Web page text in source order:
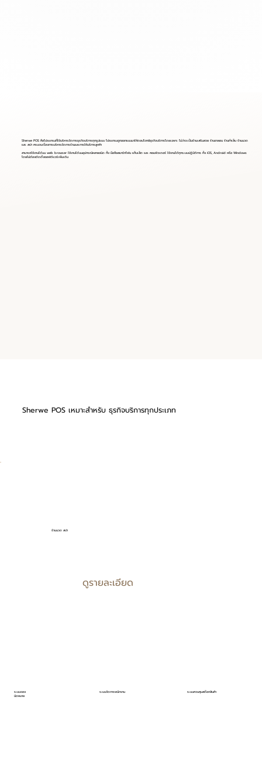
Sherwe POS คือโปรแกรมที่ใช้บริหารจัดการธุรกิจบริการทุกรูปแบบ โปรแกรมถูกออกแบบมาให้ตอบโจทย์ธุรกิจบริการโดยเฉพาะ ไม่ว่าจะเป็นร้านเสริมสวย ร้านซาลอน ร้านทำเล็บ ร้านนวด
และ สปา ครบจบเรื่องการบริหารจัดการร้านและการให้บริการลูกค้า
สามารถใช้งานได้บน web browser ใช้งานได้บนอุปกรณ์หลายชนิด ทั้ง มือถือสมาร์ทโฟน แท็บเล็ต และ คอมพิวเตอร์ ใช้งานได้ทุกระบบปฏิบัติการ ทั้ง iOS, Android หรือ Windows
โดยไม่ต้องติดตั้งซอฟต์แวร์เพิ่มเติม
Sherwe POS เหมาะสำหรับ ธุรกิจบริการทุกประเภท
ร้านนวด สปา
ดูรายละเอียด
ระบบจอง
นัดหมาย
ระบบจัดการพนักงาน ระบบควบคุมสต๊อกสินค้า